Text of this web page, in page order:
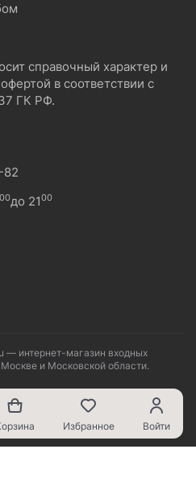
справочный характер и
в соответствии с
ГК РФ.
82
00до 2100
— интернет-магазин входных
и Московской области.
Избранное Войти